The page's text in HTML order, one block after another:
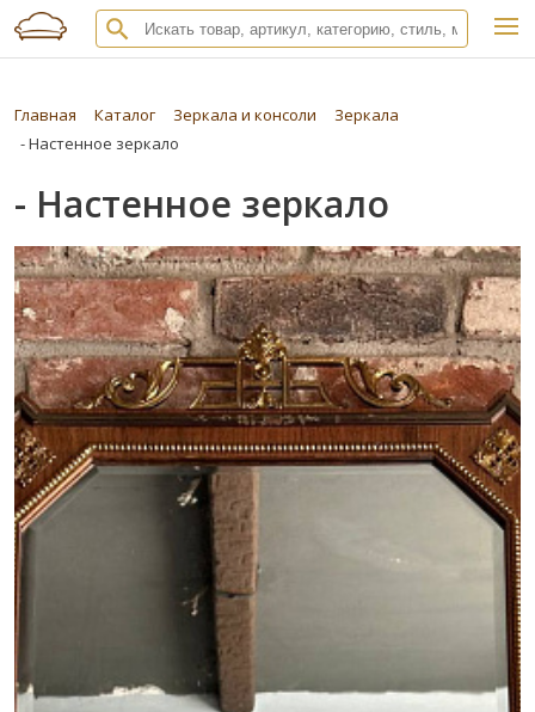
Главная Каталог Зеркала и консоли
Зеркала
- Настенное зеркало
- Настенное зеркало